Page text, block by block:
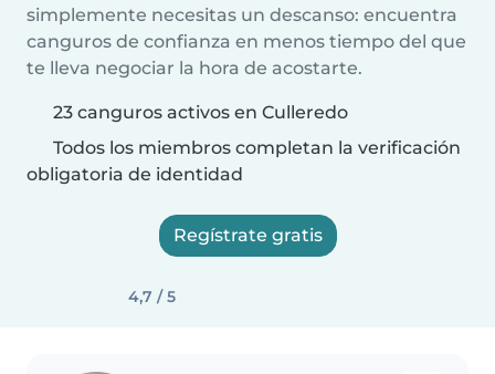
simplemente necesitas un descanso: encuentra
canguros de confianza en menos tiempo del que
te lleva negociar la hora de acostarte.
23 canguros activos en Culleredo
Todos los miembros completan la verificación
obligatoria de identidad
Regístrate gratis
4,7 / 5